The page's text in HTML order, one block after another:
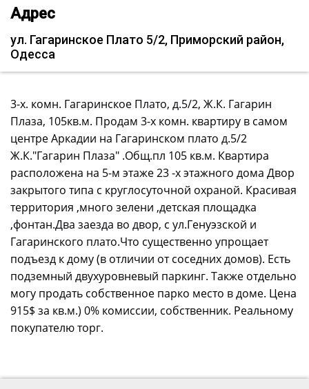
Адрес
ул. Гагаринское Плато 5/2, Приморский район,
Одесса
3-х. комн. Гагаринское Плато, д.5/2, Ж.К. Гагарин
Плаза, 105кв.м. Продам 3-х комн. квартиру в самом
центре Аркадии на Гагаринском плато д.5/2
Ж.К."Гагарин Плаза" .Общ.пл 105 кв.м. Квартира
расположена на 5-м этаже 23 -х этажного дома Двор
закрытого типа с круглосуточной охраной. Красивая
территория ,много зелени ,детская площадка
,фонтан.Два заезда во двор, с ул.Генуэзской и
Гагаринского плато.Что существенно упрощает
подъезд к дому (в отличии от соседних домов). Есть
подземный двухуровневый паркинг. Также отдельно
могу продать собственное парко место в доме. Цена
915$ за кв.м.) 0% комиссии, собственник. Реальному
покупателю торг.